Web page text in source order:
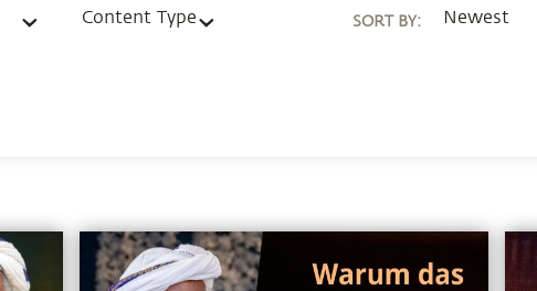
Content Type SORT BY: Newest